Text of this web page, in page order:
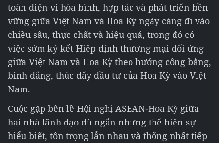
toàn diện vì hòa bình, hợp tác và phát triển bền
vững giữa Việt Nam và Hoa Kỳ ngày càng đi vào
chiều sâu, thực chất và hiệu quả, trong đó có
việc sớm ký kết Hiệp định thương mại đối ứng
giữa Việt Nam và Hoa Kỳ theo hướng công bằng,
bình đẳng, thúc đẩy đầu tư của Hoa Kỳ vào Việt
Nam.
Cuộc gặp bên lề Hội nghị ASEAN-Hoa Kỳ giữa
hai nhà lãnh đạo dù ngắn nhưng thể hiện sự
hiểu biết, tôn trọng lẫn nhau và thống nhất tiếp